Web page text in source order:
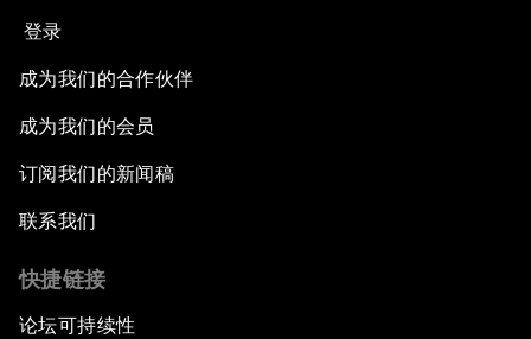
登录
成为我们的合作伙伴
成为我们的会员
订阅我们的新闻稿
联系我们
快捷链接
论坛可持续性